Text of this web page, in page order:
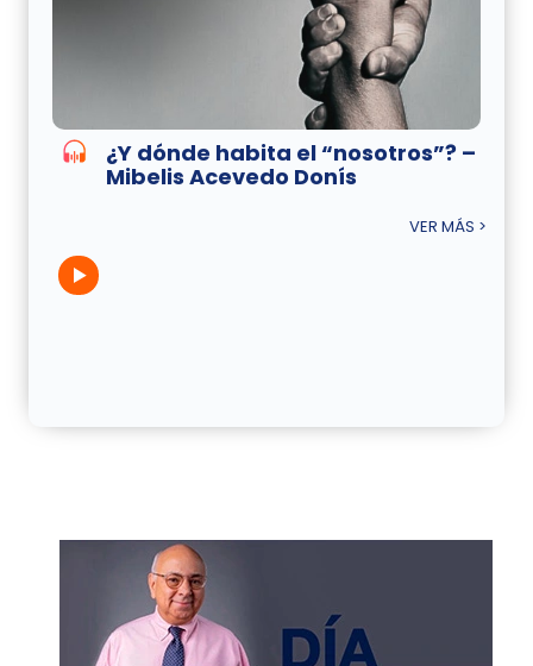
¿Y dónde habita el “nosotros”? –
Mibelis Acevedo Donís
VER MÁS >